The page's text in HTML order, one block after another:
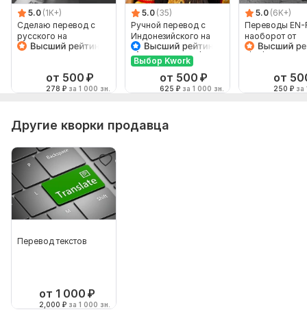
5.0 (1K+)
Сделаю перевод с
русского на
английский и
от 500 ₽
278 ₽ за 1 000 зн.
5.0 (35)
Ручной перевод с
Индонезийского на
Русский и наоборот
Выбор Kwork
от 500 ₽
625 ₽ за 1 000 зн.
5.0 (6K+)
Переводы EN-
наоборот от
от
250 ₽ за
Другие кворки продавца
Перевод текстов
от 1 000 ₽
2,000 ₽ за 1 000 зн.